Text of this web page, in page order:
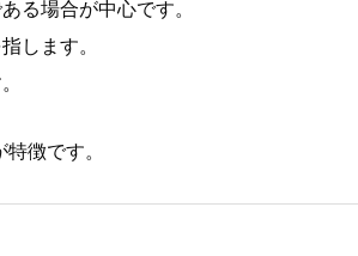
る場合が中心です。
します。
徴です。